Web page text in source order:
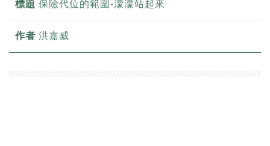
保險代位的範圍-濛濛站起來
洪嘉威